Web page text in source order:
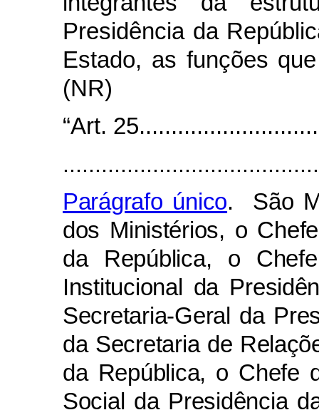
Presidência da
Estado, as funções
(NR)
“Art.
Parágrafo único. São
dos Ministérios, o
da República, o
Institucional da
Secretaria-Geral da
da Secretaria de
da República, o Chefe
Social da Presidência